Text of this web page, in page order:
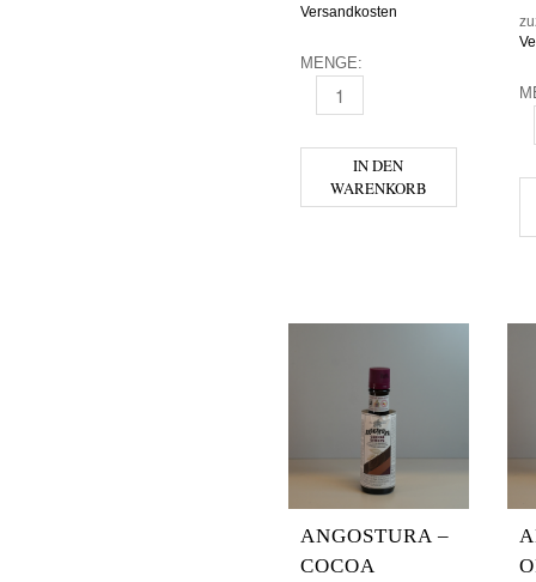
Versandkosten
MENGE:
ADRIATICO MENGE
IN DEN
WARENKORB
ANGOSTURA –
COCOA